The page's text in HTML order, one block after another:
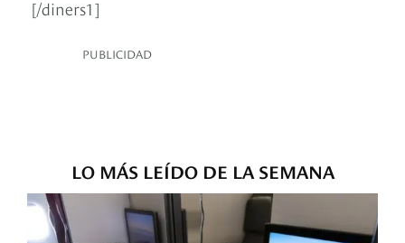
[/diners1]
PUBLICIDAD
LO MÁS LEÍDO DE LA SEMANA